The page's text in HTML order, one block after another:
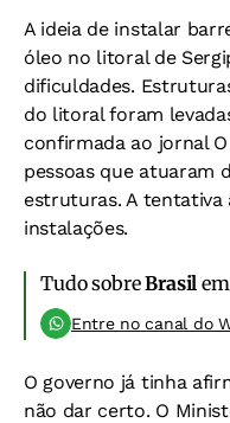
A ideia de instalar
óleo no litoral de
dificuldades.
do litoral foram
confirmada ao jornal
pessoas que atuaram
estruturas. A tentativa
instalações.
Tudo sobreBrasil
Entre no canal do
O governo já tinha
não dar certo. O